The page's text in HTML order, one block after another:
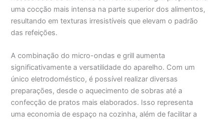
uma cocção mais intensa na parte superior dos alimentos,
resultando em texturas irresistíveis que elevam o padrão
das refeições.
A combinação do micro-ondas e grill aumenta
significativamente a versatilidade do aparelho. Com um
único eletrodoméstico, é possível realizar diversas
preparações, desde o aquecimento de sobras até a
confecção de pratos mais elaborados. Isso representa
uma economia de espaço na cozinha, além de facilitar a